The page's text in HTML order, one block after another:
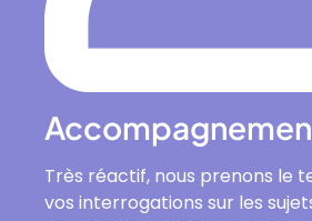
Très réactif, nous prenons le
vos interrogations sur les